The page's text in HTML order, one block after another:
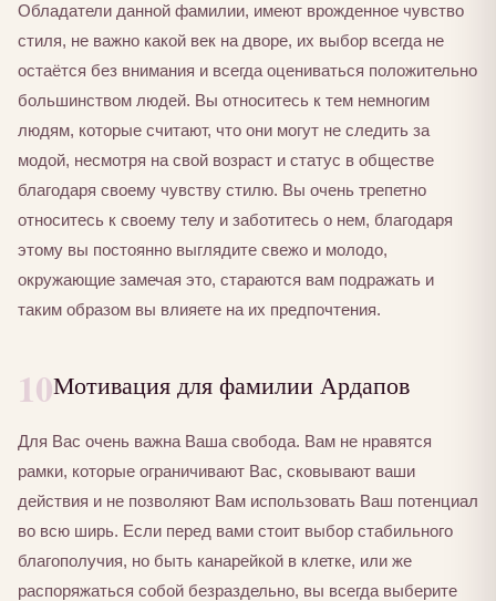
Обладатели данной фамилии, имеют врожденное чувство
стиля, не важно какой век на дворе, их выбор всегда не
остаётся без внимания и всегда оцениваться положительно
большинством людей. Вы относитесь к тем немногим
людям, которые считают, что они могут не следить за
модой, несмотря на свой возраст и статус в обществе
благодаря своему чувству стилю. Вы очень трепетно
относитесь к своему телу и заботитесь о нем, благодаря
этому вы постоянно выглядите свежо и молодо,
окружающие замечая это, стараются вам подражать и
таким образом вы влияете на их предпочтения.
10Мотивация для фамилии Ардапов
Для Вас очень важна Ваша свобода. Вам не нравятся
рамки, которые ограничивают Вас, сковывают ваши
действия и не позволяют Вам использовать Ваш потенциал
во всю ширь. Если перед вами стоит выбор стабильного
благополучия, но быть канарейкой в клетке, или же
распоряжаться собой безраздельно, вы всегда выберите